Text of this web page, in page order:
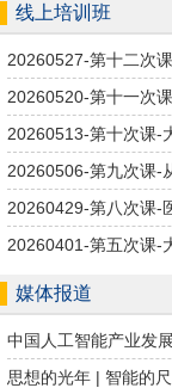
线上培训班
20260527-第十二次
20260520-第十一次
20260513-第十次课-
20260506-第九次课-
20260429-第八次课-
20260401-第五次课-
媒体报道
中国人工智能产业发
思想的光年 | 智能的